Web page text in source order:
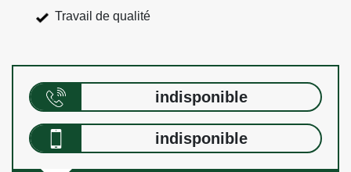
Travail de qualité
indisponible
indisponible